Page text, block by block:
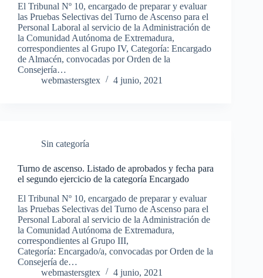
El Tribunal Nº 10, encargado de preparar y evaluar
las Pruebas Selectivas del Turno de Ascenso para el
Personal Laboral al servicio de la Administración de
la Comunidad Autónoma de Extremadura,
correspondientes al Grupo IV, Categoría: Encargado
de Almacén, convocadas por Orden de la
Consejería…
webmastersgtex
4 junio, 2021
Sin categoría
Turno de ascenso. Listado de aprobados y fecha para
el segundo ejercicio de la categoría Encargado
El Tribunal Nº 10, encargado de preparar y evaluar
las Pruebas Selectivas del Turno de Ascenso para el
Personal Laboral al servicio de la Administración de
la Comunidad Autónoma de Extremadura,
correspondientes al Grupo III,
Categoría: Encargado/a, convocadas por Orden de la
Consejería de…
webmastersgtex
4 junio, 2021